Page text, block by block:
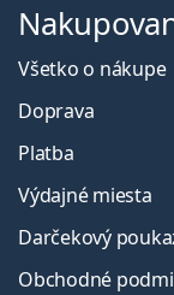
Všetko o nákupe
Doprava
Platba
Výdajné miesta
Darčekový
Obchodné